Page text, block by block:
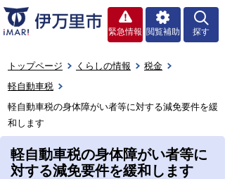
緊急情報 閲覧補助 探す
トップページ くらしの情報
税金
軽自動車税
軽自動車税の身体障がい者等に対する減免要件を緩
和します
軽自動車税の身体障がい者等に
対する減免要件を緩和します